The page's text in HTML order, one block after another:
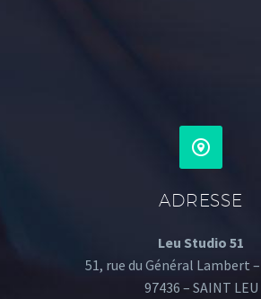
ADRESSE
Leu Studio 51
51, rue du Général Lambert
97436 – SAINT LEU